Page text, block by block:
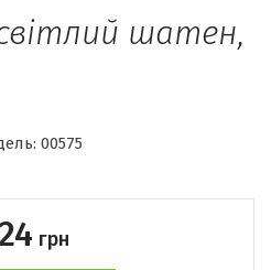
шатен,
00575
грн